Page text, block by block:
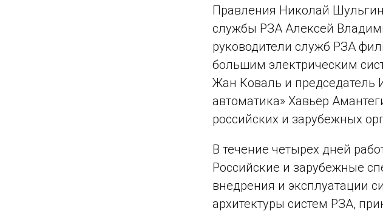
Правления Николай
службы РЗА Алексей
руководители служб РЗА
большим электрическим
Жан Коваль и председатель
автоматика» Хавьер
российских и зарубежных
В течение четырех дней
Российские и зарубежные
внедрения и эксплуатации
архитектуры систем РЗА,